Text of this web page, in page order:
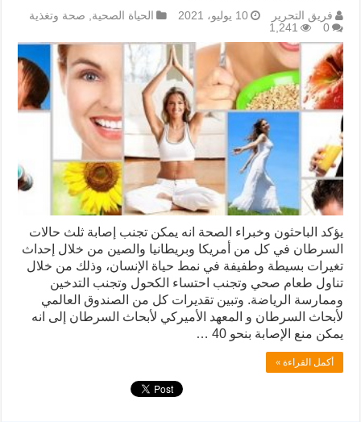
فريق التحرير 10 يوليو، 2021 الحياة الصحية, صحة وتغذية
0
1,241
يؤكد الباحثون وخبراء الصحة انه يمكن تجنب إصابة ثلث حالات
السرطان في كل من أمريكا وبريطانيا والصين من خلال إحداث
تغيرات بسيطة وطفيفة في نمط حياة الإنسان، وذلك من خلال
تناول طعام صحي وتجنب احتساء الكحول وتجنب التدخين
وممارسة الرياضة. وتبين تقديرات كل من الصندوق العالمي
لأبحاث السرطان و المعهد الأميركي لأبحاث السرطان إلى انه
يمكن منع الإصابة بنحو 40 …
أكمل القراءة »